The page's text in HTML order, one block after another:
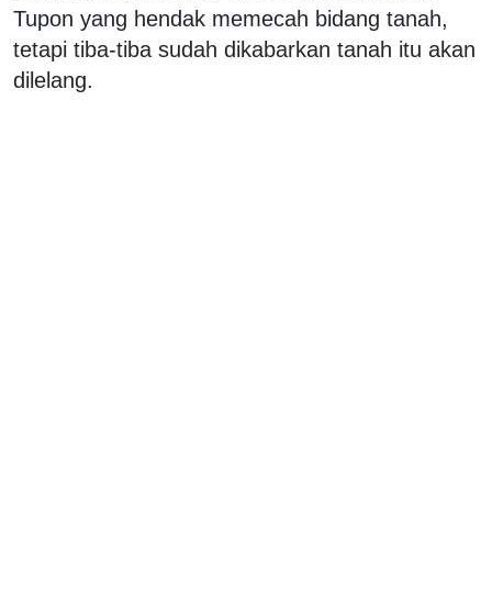
Tupon yang hendak memecah bidang tanah,
tetapi tiba-tiba sudah dikabarkan tanah itu akan
dilelang.